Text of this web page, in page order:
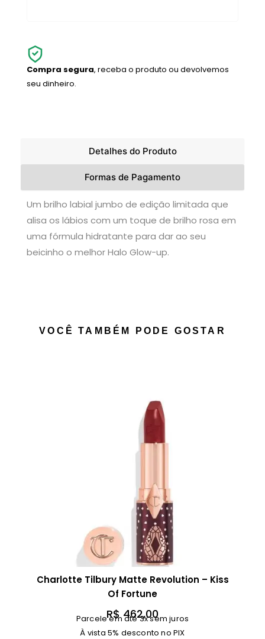
Compra segura, receba o produto ou devolvemos
seu dinheiro.
Detalhes do Produto
Formas de Pagamento
Um brilho labial jumbo de edição limitada que
alisa os lábios com um toque de brilho rosa em
uma fórmula hidratante para dar ao seu
beicinho o melhor Halo Glow-up.
VOCÊ TAMBÉM PODE GOSTAR
Charlotte Tilbury Matte Revolution – Kiss
Of Fortune
R$462,00
Parcele em até 3x sem juros
À vista 5% desconto no PIX